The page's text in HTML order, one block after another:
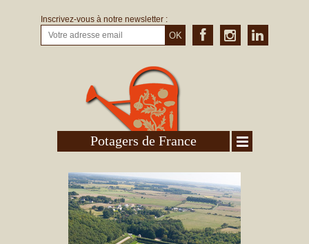
Inscrivez-vous à notre newsletter :
OK
Potagers de France